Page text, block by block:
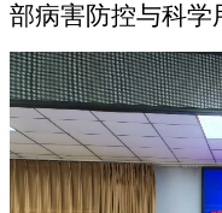
部病害防控与科学